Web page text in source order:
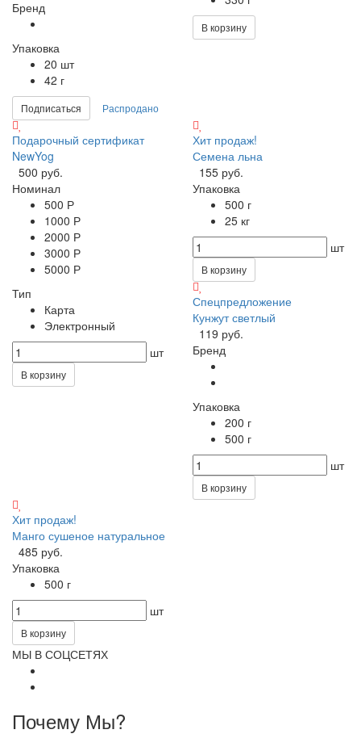
Бренд
Упаковка
20 шт
42 г
Подписаться Распродано
В корзину
Подарочный сертификат
NewYog
500 руб.
Номинал
500 Р
1000 Р
2000 Р
3000 Р
5000 Р
Тип
Карта
Электронный
шт
В корзину
Хит продаж!
Семена льна
155 руб.
Упаковка
500 г
25 кг
шт
В корзину
Спецпредложение
Кунжут светлый
119 руб.
Бренд
Упаковка
200 г
500 г
шт
В корзину
Хит продаж!
Манго сушеное натуральное
485 руб.
Упаковка
500 г
шт
В корзину
МЫ В СОЦСЕТЯХ
Почему Мы?